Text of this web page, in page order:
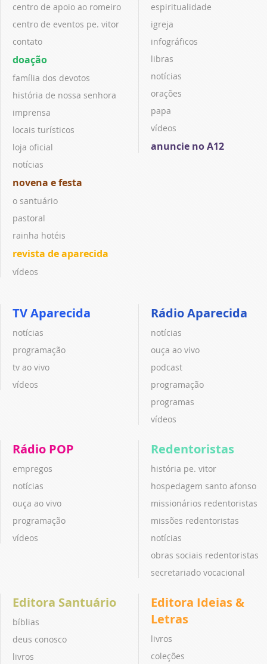
centro de apoio ao romeiro
centro de eventos pe. vitor
contato
doação
família dos devotos
história de nossa senhora
imprensa
locais turísticos
loja oficial
notícias
novena e festa
o santuário
pastoral
rainha hotéis
revista de aparecida
vídeos
espiritualidade
igreja
infográficos
libras
notícias
orações
papa
vídeos
anuncie no A12
TV Aparecida
notícias
programação
tv ao vivo
vídeos
Rádio Aparecida
notícias
ouça ao vivo
podcast
programação
programas
vídeos
Rádio POP
empregos
notícias
ouça ao vivo
programação
vídeos
Redentoristas
história pe. vitor
hospedagem santo afonso
missionários redentoristas
missões redentoristas
notícias
obras sociais redentoristas
secretariado vocacional
Editora Santuário
bíblias
deus conosco
livros
Editora Ideias &
Letras
livros
coleções